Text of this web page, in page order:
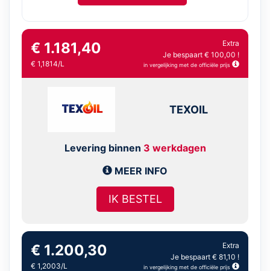
€ 1.181,40
€ 1,1814/L
Extra
Je bespaart € 100,00 !
in vergelijking met de officiële prijs
TEXOIL
Levering binnen 3 werkdagen
MEER INFO
IK BESTEL
€ 1.200,30
€ 1,2003/L
Extra
Je bespaart € 81,10 !
in vergelijking met de officiële prijs